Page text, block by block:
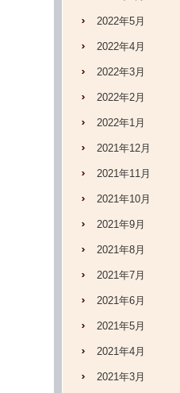
2022年5月
2022年4月
2022年3月
2022年2月
2022年1月
2021年12月
2021年11月
2021年10月
2021年9月
2021年8月
2021年7月
2021年6月
2021年5月
2021年4月
2021年3月